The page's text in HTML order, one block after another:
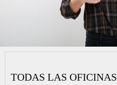
TODAS LAS OFICINAS